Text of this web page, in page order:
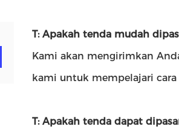
T: Apakah tenda mudah
Kami akan mengirimkan
kami untuk mempelajari
T: Apakah tenda dapat